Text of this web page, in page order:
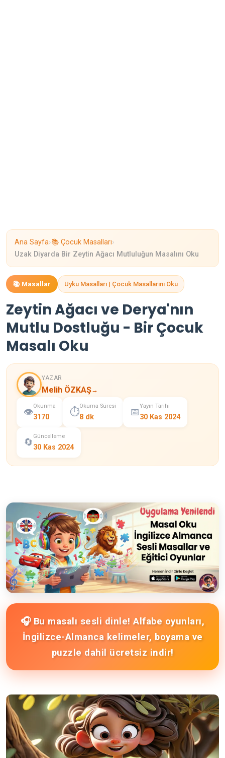
Ana Sayfa›📚 Çocuk Masalları›
Uzak Diyarda Bir Zeytin Ağacı Mutluluğun Masalını Oku
📚 Masallar Uyku Masalları | Çocuk Masallarını Oku
Zeytin Ağacı ve Derya'nın
Mutlu Dostluğu - Bir Çocuk
Masalı Oku
YAZAR
Melih ÖZKAŞ→
👁️
Okunma
3170 ⏱️
Okuma Süresi
8 dk 📅
Yayın Tarihi
30 Kas 2024
🔄
Güncelleme
30 Kas 2024
🎧 Bu masalı sesli dinle! Alfabe oyunları,
İngilizce-Almanca kelimeler, boyama ve
puzzle dahil ücretsiz indir!